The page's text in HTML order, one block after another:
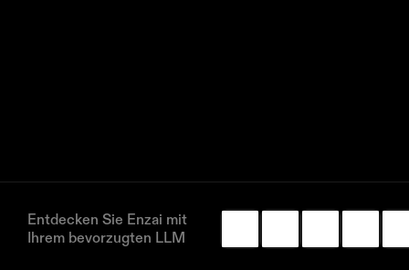
Entdecken Sie Enzai mit
Ihrem bevorzugten LLM